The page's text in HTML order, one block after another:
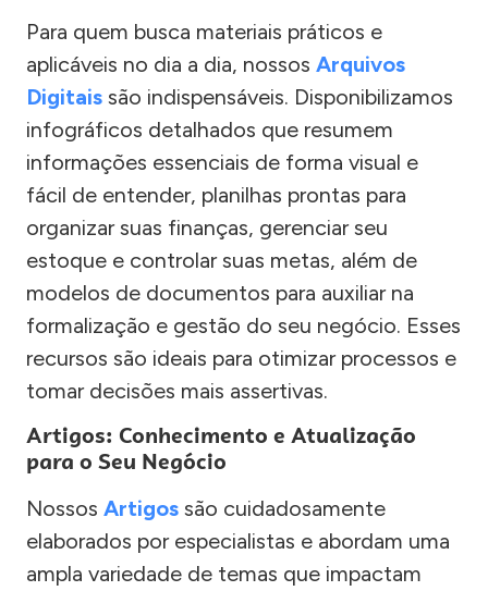
Para quem busca materiais práticos e
aplicáveis no dia a dia, nossos Arquivos
Digitais são indispensáveis. Disponibilizamos
infográficos detalhados que resumem
informações essenciais de forma visual e
fácil de entender, planilhas prontas para
organizar suas finanças, gerenciar seu
estoque e controlar suas metas, além de
modelos de documentos para auxiliar na
formalização e gestão do seu negócio. Esses
recursos são ideais para otimizar processos e
tomar decisões mais assertivas.
Artigos: Conhecimento e Atualização
para o Seu Negócio
Nossos Artigos são cuidadosamente
elaborados por especialistas e abordam uma
ampla variedade de temas que impactam